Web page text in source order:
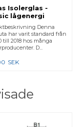
Isolerglas -
lågenergi
Denna
har varit standard från
till 2018 hos många
D...
SEK